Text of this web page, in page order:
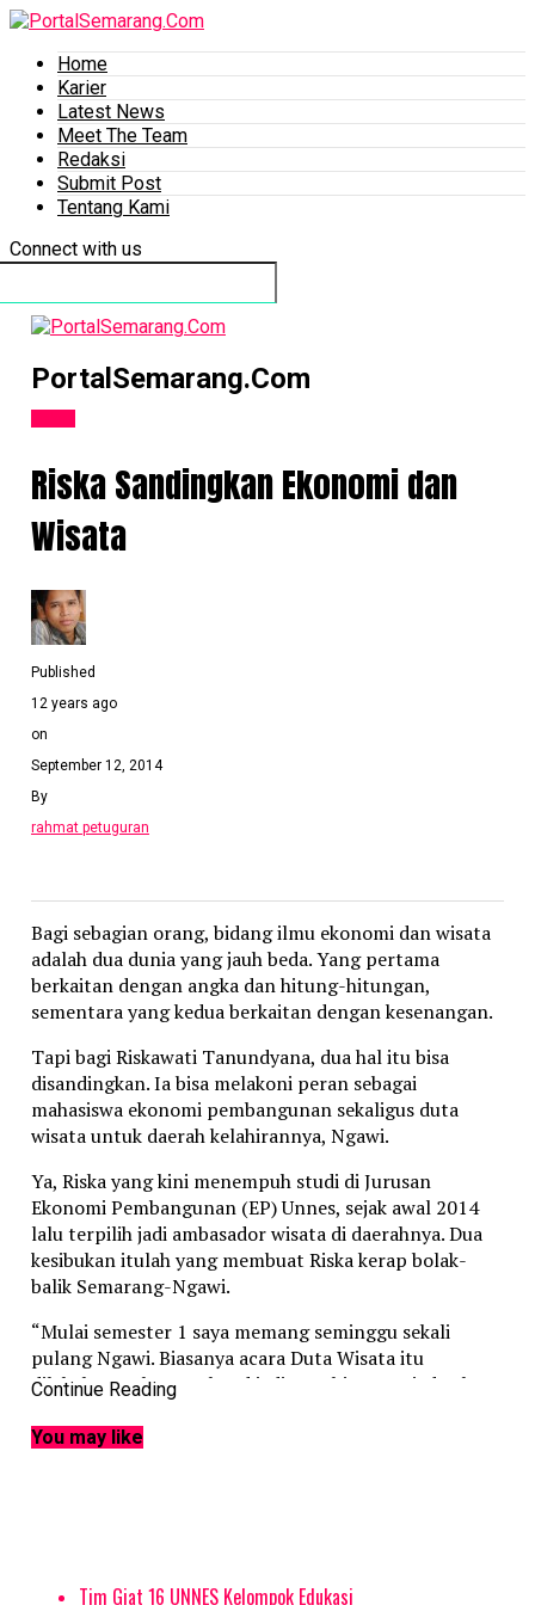
Home
Karier
Latest News
Meet The Team
Redaksi
Submit Post
Tentang Kami
Connect with us
PortalSemarang.Com
Riska Sandingkan Ekonomi dan
Wisata
Published
12 years ago
on
September 12, 2014
By
rahmat petuguran
Bagi sebagian orang, bidang ilmu ekonomi dan wisata
adalah dua dunia yang jauh beda. Yang pertama
berkaitan dengan angka dan hitung-hitungan,
sementara yang kedua berkaitan dengan kesenangan.
Tapi bagi Riskawati Tanundyana, dua hal itu bisa
disandingkan. Ia bisa melakoni peran sebagai
mahasiswa ekonomi pembangunan sekaligus duta
wisata untuk daerah kelahirannya, Ngawi.
Ya, Riska yang kini menempuh studi di Jurusan
Ekonomi Pembangunan (EP) Unnes, sejak awal 2014
lalu terpilih jadi ambasador wisata di daerahnya. Dua
kesibukan itulah yang membuat Riska kerap bolak-
balik Semarang-Ngawi.
“Mulai semester 1 saya memang seminggu sekali
pulang Ngawi. Biasanya acara Duta Wisata itu
dilakukan waktu weekend jadi saya bisa atur jadwalnya
18 tahun ini.
Bahkan, ia sudah mulai membiasakan diri mencatat
Continue Reading
You may like
Tim Giat 16 UNNES Kelompok Edukasi